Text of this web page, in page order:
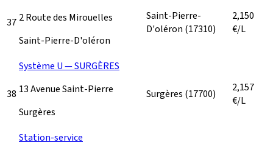
37 2 Route des Mirouelles
Saint-Pierre-D'oléron
Saint-Pierre-
D'oléron (17310)
2,150
€/L
38
Système U — SURGÈRES
13 Avenue Saint-Pierre
Surgères
Surgères (17700)
2,157
€/L
Station-service